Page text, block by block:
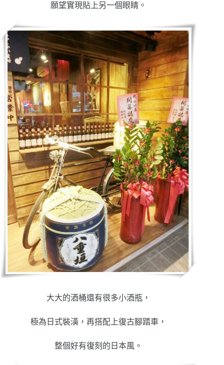
願望實現貼上另一個眼睛。
大大的酒桶還有很多小酒瓶，
極為日式裝潢，再搭配上復古腳踏車，
整個好有復刻的日本風。